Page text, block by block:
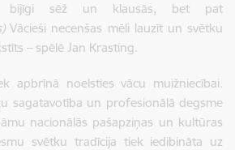
sēž un klausās, bet pat
Vācieši necenšas mēli lauzīt un svētku
– spēlē Jan Krasting.
apbrīnā noelsties vācu muižniecībai.
sagatavotība un profesionālā degsme
nacionālās pašapziņas un kultūras
svētku tradīcija tiek iedibināta uz